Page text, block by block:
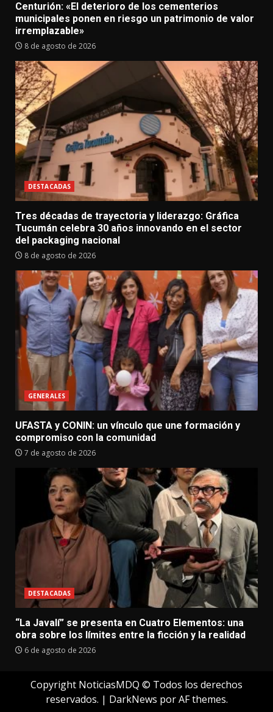
Centurión: «El deterioro de los cementerios
municipales ponen en riesgo un patrimonio de valor
irremplazable»
8 de agosto de 2026
DESTACADAS
Tres décadas de trayectoria y liderazgo: Gráfica
Tucumán celebra 30 años innovando en el sector
del packaging nacional
8 de agosto de 2026
GENERALES
UFASTA y CONIN: un vínculo que une formación y
compromiso con la comunidad
7 de agosto de 2026
DESTACADAS
“La Javalí” se presenta en Cuatro Elementos: una
obra sobre los límites entre la ficción y la realidad
6 de agosto de 2026
Copyright NoticiasMDQ © Todos los derechos
reservados. | DarkNews por AF themes.